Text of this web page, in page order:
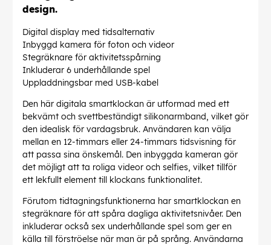
design.
Digital display med tidsalternativ
Inbyggd kamera för foton och videor
Stegräknare för aktivitetsspårning
Inkluderar 6 underhållande spel
Uppladdningsbar med USB-kabel
Den här digitala smartklockan är utformad med ett
bekvämt och svettbeständigt silikonarmband, vilket gör
den idealisk för vardagsbruk. Användaren kan välja
mellan en 12-timmars eller 24-timmars tidsvisning för
att passa sina önskemål. Den inbyggda kameran gör
det möjligt att ta roliga videor och selfies, vilket tillför
ett lekfullt element till klockans funktionalitet.
Förutom tidtagningsfunktionerna har smartklockan en
stegräknare för att spåra dagliga aktivitetsnivåer. Den
inkluderar också sex underhållande spel som ger en
källa till förströelse när man är på språng. Användarna